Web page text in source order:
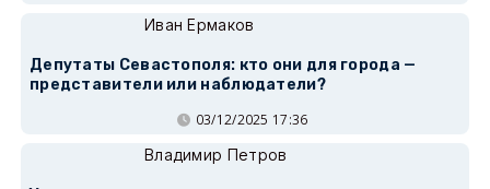
Иван Ермаков
Депутаты Севастополя: кто они для города —
представители или наблюдатели?
03/12/2025 17:36
Владимир Петров